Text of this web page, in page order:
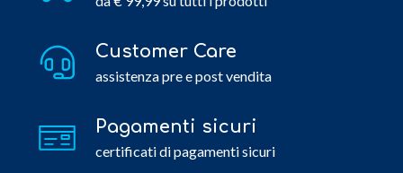
Customer Care
assistenza pre e post vendita
Pagamenti sicuri
certificati di pagamenti sicuri